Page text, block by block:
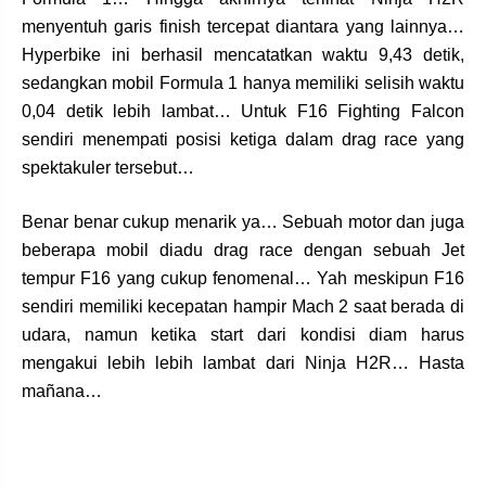
menyentuh garis finish tercepat diantara yang lainnya…
Hyperbike ini berhasil mencatatkan waktu 9,43 detik,
sedangkan mobil Formula 1 hanya memiliki selisih waktu
0,04 detik lebih lambat… Untuk F16 Fighting Falcon
sendiri menempati posisi ketiga dalam drag race yang
spektakuler tersebut…
Benar benar cukup menarik ya… Sebuah motor dan juga
beberapa mobil diadu drag race dengan sebuah Jet
tempur F16 yang cukup fenomenal… Yah meskipun F16
sendiri memiliki kecepatan hampir Mach 2 saat berada di
udara, namun ketika start dari kondisi diam harus
mengakui lebih lebih lambat dari Ninja H2R… Hasta
mañana…